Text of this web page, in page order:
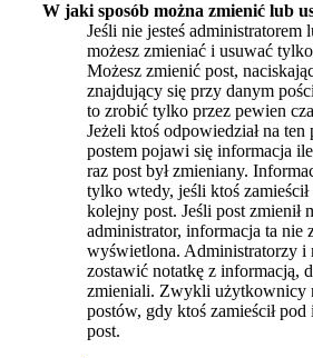
W jaki sposób można zmienić lub
Jeśli nie jesteś administratorem
możesz zmieniać i usuwać
Możesz zmienić post,
znajdujący się przy danym
to zrobić tylko przez pewien
Jeżeli ktoś odpowiedział na
postem pojawi się informacja
raz post był zmieniany.
tylko wtedy, jeśli ktoś
kolejny post. Jeśli post zmienił
administrator, informacja ta nie
wyświetlona. Administratorzy i
zostawić notatkę z informacją,
zmieniali. Zwykli użytkownicy
postów, gdy ktoś zamieścił
post.